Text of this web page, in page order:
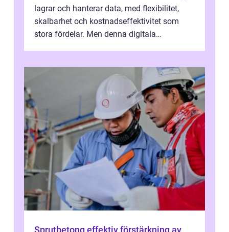
lagrar och hanterar data, med flexibilitet,
skalbarhet och kostnadseffektivitet som
stora fördelar. Men denna digitala
Sprutbetong effektiv förstärkning av